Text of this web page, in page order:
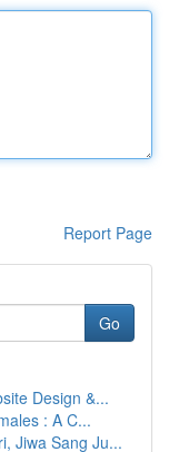
Report Page
Go
Design &...
: A C...
Jiwa Sang Ju...